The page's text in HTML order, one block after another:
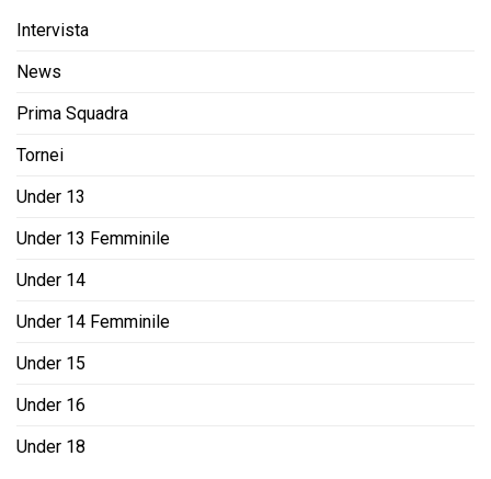
Intervista
News
Prima Squadra
Tornei
Under 13
Under 13 Femminile
Under 14
Under 14 Femminile
Under 15
Under 16
Under 18